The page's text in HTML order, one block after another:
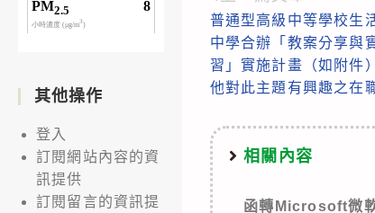
more
articles
普通型高級中等學校生
中學合辦「教案分享與
習」實施計畫（如附件
他對此主題有興趣之在
相關內容
函轉Microsoft微
其他操作
登入
訂閱網站內容的資
訊提供
訂閱留言的資訊提